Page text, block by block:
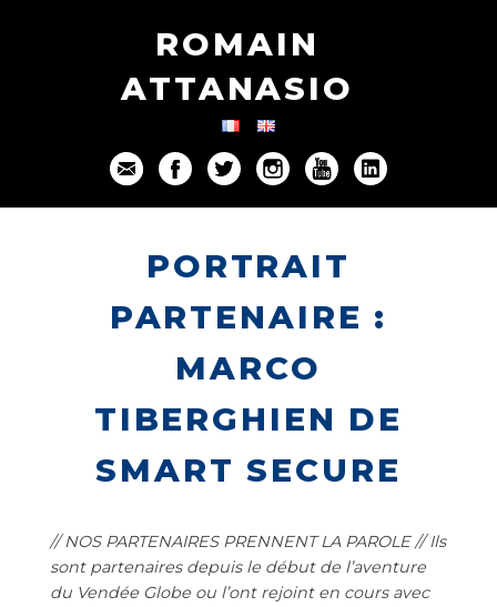
ROMAIN
ATTANASIO
PORTRAIT
PARTENAIRE :
MARCO
TIBERGHIEN DE
SMART SECURE
// NOS PARTENAIRES PRENNENT LA PAROLE // Ils
sont partenaires depuis le début de l’aventure
du Vendée Globe ou l’ont rejoint en cours avec